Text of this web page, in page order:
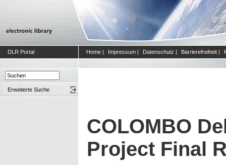
DLR Portal Home | Impressum | Datenschutz | Barrierefreiheit |
Erweiterte Suche
COLOMBO
Project Final